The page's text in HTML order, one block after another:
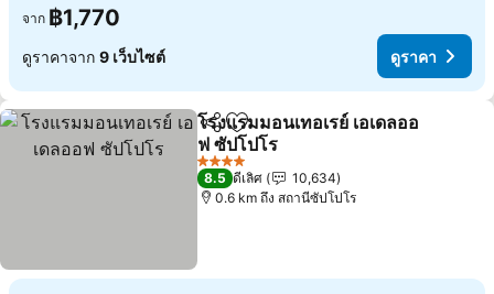
จาก ฿1,770
ดูราคาจาก 9 เว็บไซต์ ดูราคา
แชร์ เพิ่มในรายการโปรด
โรงแรมมอนเทอเรย์ เอเดลออ
ฟ ซัปโปโร
4 ดาว
8.5 ดีเลิศ
10,634
0.6 km ถึง สถานีซัปโปโร